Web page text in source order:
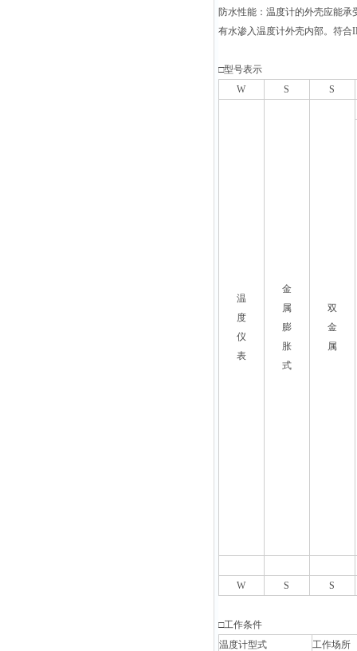
防水性能：温度计的外壳应能
有水渗入温度计外壳内部。符合
□型号表示
W
S S
温
度
仪
表
金
属
膨
胀
式
双
金
属
W S S
□工作条件
温度计型式
工作场所